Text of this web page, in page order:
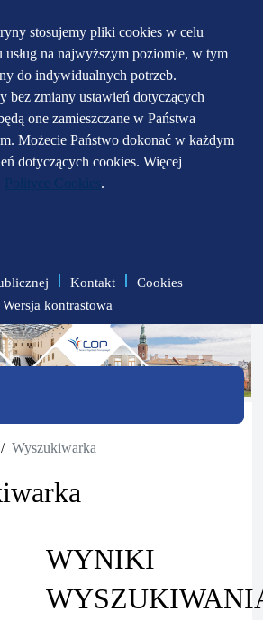
stosujemy pliki cookies w celu
usług na najwyższym poziomie, w tym
do indywidualnych potrzeb.
bez zmiany ustawień dotyczących
one zamieszczane w Państwa
Możecie Państwo dokonać w każdym
dotyczących cookies. Więcej
.
do głównego
menu
do treści
do mapy
serwisu
Kontakt
Cookies
Wersja kontrastowa
Wyszukiwarka
WYNIKI